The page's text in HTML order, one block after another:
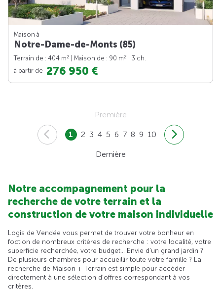
Maison à
Notre-Dame-de-Monts (85)
Terrain de : 404 m2 | Maison de : 90 m2
| 3 ch.
à partir de 276 950 €
Première
1 2 3 4 5 6 7 8 9 10
Dernière
Notre accompagnement pour la
recherche de votre terrain et la
construction de votre maison individuelle
Logis de Vendée vous permet de trouver votre bonheur en
foction de nombreux critères de recherche : votre localité, votre
superficie recherchée, votre budget... Envie d'un grand jardin ?
De plusieurs chambres pour accueillir toute votre famille ? La
recherche de Maison + Terrain est simple pour accéder
directement à une sélection d'offres correspondant à vos
critères.